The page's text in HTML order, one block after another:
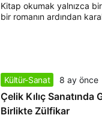
Kitap okumak yalnızca
bir romanın ardından
Kültür-Sanat 8 ay önce
Çelik Kılıç
Birlikte Zülfikar